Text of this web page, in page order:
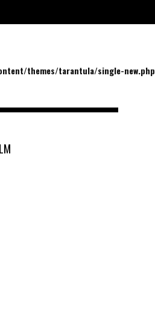
themes/tarantula/single-new.php